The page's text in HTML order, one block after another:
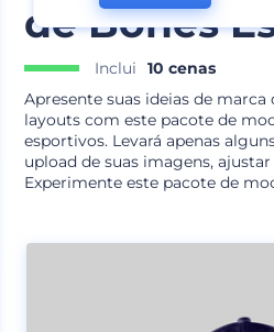
de Bonés
Inclui
10 cenas
Apresente suas ideias de
layouts com este pacote de
esportivos. Levará apenas
upload de suas imagens,
Experimente este pacote de